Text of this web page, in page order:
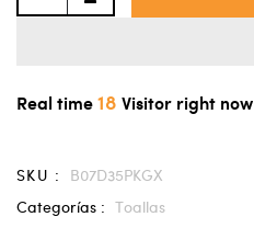
Real time18 Visitor right now
SKU :
B07D35PKGX
Categorías : Toallas